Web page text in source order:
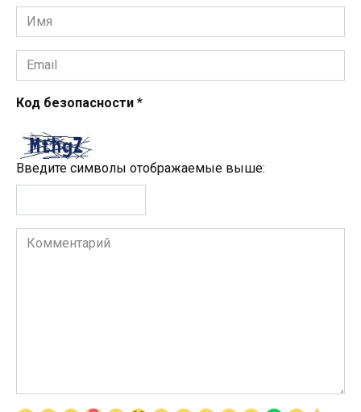
Имя
*
Email
*
Код безопасности *
Введите символы отображаемые выше:
Комментарий